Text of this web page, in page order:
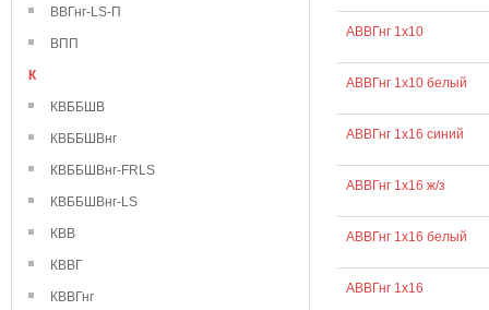
ВВГнг-LS-П
ВПП
К
КВББШВ
КВББШВнг
КВББШВнг-FRLS
КВББШВнг-LS
КВВ
КВВГ
КВВГнг
АВВГнг 1х10
АВВГнг 1х10 белый
АВВГнг 1х16 синий
АВВГнг 1х16 ж/з
АВВГнг 1х16 белый
АВВГнг 1х16